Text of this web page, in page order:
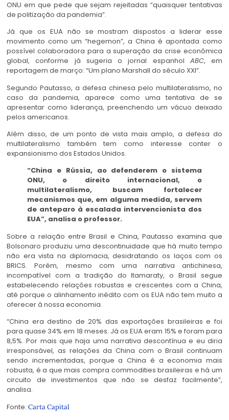
ONU em que pede que sejam rejeitadas “quaisquer tentativas
de politização da pandemia”.
Já que os EUA não se mostram dispostos a liderar esse
movimento como um “hegemon”, a China é apontada como
possível colaboradora para a superação da crise econômica
global, conforme já sugeria o jornal espanhol ABC, em
reportagem de março: “Um plano Marshall do século XXI”.
Segundo Pautasso, a defesa chinesa pelo multilateralismo, no
caso da pandemia, aparece como uma tentativa de se
apresentar como liderança, preenchendo um vácuo deixado
pelos americanos.
Além disso, de um ponto de vista mais amplo, a defesa do
multilateralismo também tem como interesse conter o
expansionismo dos Estados Unidos.
“China e Rússia, ao defenderem o sistema
ONU, o direito internacional, o
multilateralismo, buscam fortalecer
mecanismos que, em alguma medida, servem
de anteparo à escalada intervencionista dos
EUA”, analisa o professor.
Sobre a relação entre Brasil e China, Pautasso examina que
Bolsonaro produziu uma descontinuidade que há muito tempo
não era vista na diplomacia, desidratando os laços com os
BRICS. Porém, mesmo com uma narrativa antichinesa,
incompatível com a tradição do Itamaraty, o Brasil segue
estabelecendo relações robustas e crescentes com a China,
até porque o alinhamento inédito com os EUA não tem muito a
oferecer à nossa economia.
“China era destino de 20% das exportações brasileiras e foi
para quase 34% em 18 meses. Já os EUA eram 15% e foram para
8,5%. Por mais que haja uma narrativa descontínua e eu diria
irresponsável, as relações da China com o Brasil continuam
sendo incrementadas, porque a China é a economia mais
robusta, é a que mais compra commodities brasileiras e há um
circuito de investimentos que não se desfaz facilmente”,
analisa.
Fonte: Carta Capital